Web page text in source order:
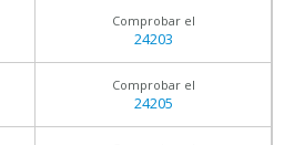
Comprobar el
24203
Comprobar el
24205